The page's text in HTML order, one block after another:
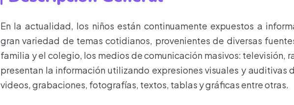
En la actualidad, los niños están continuamente expuestos a
gran variedad de temas cotidianos, provenientes de diversas
familia y el colegio, los medios de comunicación masivos: televisión,
presentan la información utilizando expresiones visuales y auditivas
videos, grabaciones, fotografías, textos, tablas y gráficas entre otras.